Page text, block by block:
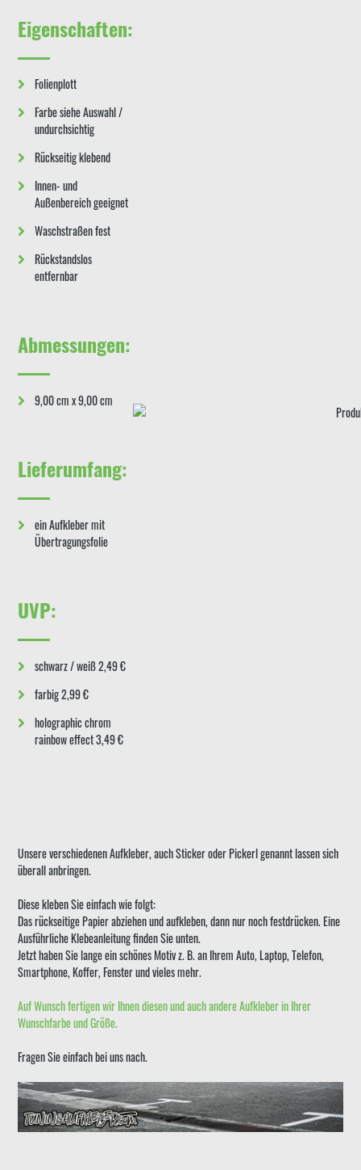
Eigenschaften:
Folienplott
Farbe siehe Auswahl /
undurchsichtig
Rückseitig klebend
Innen- und
Außenbereich geeignet
Waschstraßen fest
Rückstandslos
entfernbar
Abmessungen:
9,00 cm x 9,00 cm
Lieferumfang:
ein Aufkleber mit
Übertragungsfolie
UVP:
schwarz / weiß 2,49 €
farbig 2,99 €
holographic chrom
rainbow effect 3,49 €
Unsere verschiedenen Aufkleber, auch Sticker oder Pickerl genannt lassen sich
überall anbringen.
Diese kleben Sie einfach wie folgt:
Das rückseitige Papier abziehen und aufkleben, dann nur noch festdrücken. Eine
Ausführliche Klebeanleitung finden Sie unten.
Jetzt haben Sie lange ein schönes Motiv z. B. an Ihrem Auto, Laptop, Telefon,
Smartphone, Koffer, Fenster und vieles mehr.
Auf Wunsch fertigen wir Ihnen diesen und auch andere Aufkleber in Ihrer
Wunschfarbe und Größe.
Fragen Sie einfach bei uns nach.